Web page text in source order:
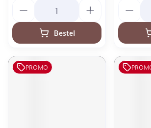
Bestel
PROMO